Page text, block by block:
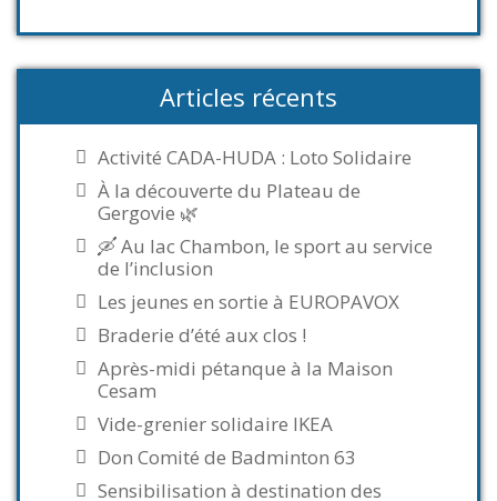
Articles récents
Activité CADA-HUDA : Loto Solidaire
À la découverte du Plateau de
Gergovie 🌿
🛶 Au lac Chambon, le sport au service
de l’inclusion
Les jeunes en sortie à EUROPAVOX
Braderie d’été aux clos !
Après-midi pétanque à la Maison
Cesam
Vide-grenier solidaire IKEA
Don Comité de Badminton 63
Sensibilisation à destination des